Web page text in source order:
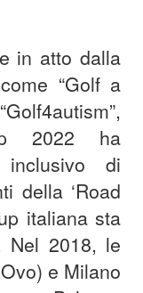
in atto dalla
“Golf a
2022 ha
di
della ‘Road
italiana sta
Nel 2018, le
e Milano